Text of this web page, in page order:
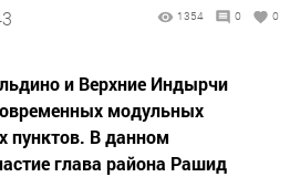
1354 0 0
и Верхние Индырчи
модульных
пунктов. В данном
глава района Рашид